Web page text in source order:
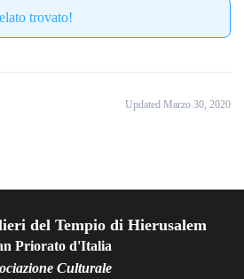
trovato!
Updated Marzo 30, 2020
del Tempio di Hierusalem
Priorato d'Italia
Culturale